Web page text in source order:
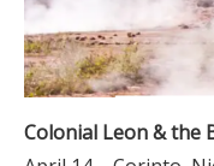
Colonial Leon & the